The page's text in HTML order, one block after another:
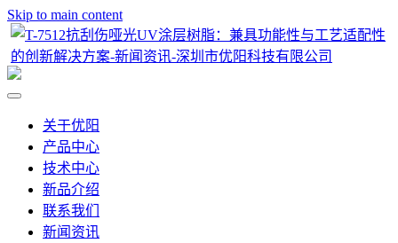
Skip to main content
关于优阳
产品中心
技术中心
新品介绍
联系我们
新闻资讯